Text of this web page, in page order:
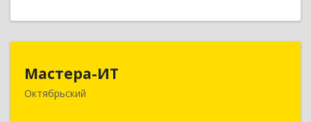
Мастера-ИТ
Октябрьский
452607, Башкортостан Респ, Октябрьский г,